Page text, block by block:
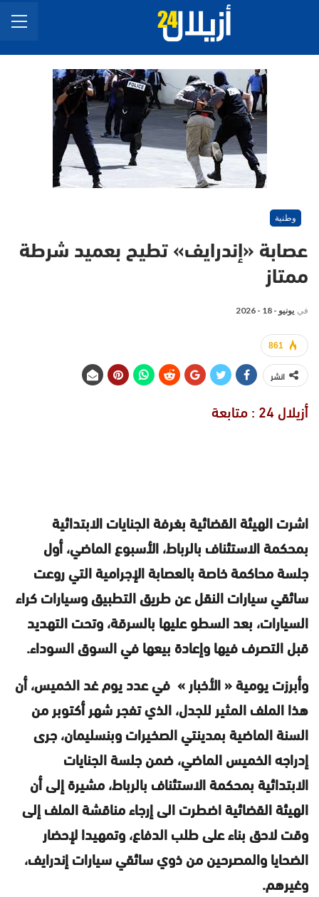
وطنية
عصابة «إندرايف» تطيح بعميد شرطة
ممتاز
في يونيو - 18 - 2026
861
انشر
أزيلال 24 : متابعة
اشرت الهيئة القضائية بغرفة الجنايات الابتدائية
بمحكمة الاستئناف بالرباط، الأسبوع الماضي، أول
جلسة محاكمة خاصة بالعصابة الإجرامية التي روعت
سائقي سيارات النقل عن طريق التطبيق وسيارات كراء
السيارات، بعد السطو عليها بالسرقة، وتحت التهديد
قبل التصرف فيها وإعادة بيعها في السوق السوداء.
وأبرزت يومية « الأخبار » في عدد يوم غد الخميس، أن
هذا الملف المثير للجدل، الذي تفجر شهر أكتوبر من
السنة الماضية بمدينتي الصخيرات وبنسليمان، جرى
إدراجه الخميس الماضي، ضمن جلسة الجنايات
الابتدائية بمحكمة الاستئناف بالرباط، مشيرة إلى أن
الهيئة القضائية اضطرت الى إرجاء مناقشة الملف إلى
وقت لاحق بناء على طلب الدفاع، وتمهيدا لإحضار
الضحايا والمصرحين من ذوي سائقي سيارات إندرايف،
وغيرهم.